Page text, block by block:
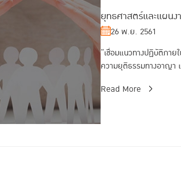
ยุทธศาสตร์และแผนง
26 พ.ย. 2561
“เชื่อมแนวทางปฏิบัติภาย
ความยุติธรรมทางอาญา
Read More